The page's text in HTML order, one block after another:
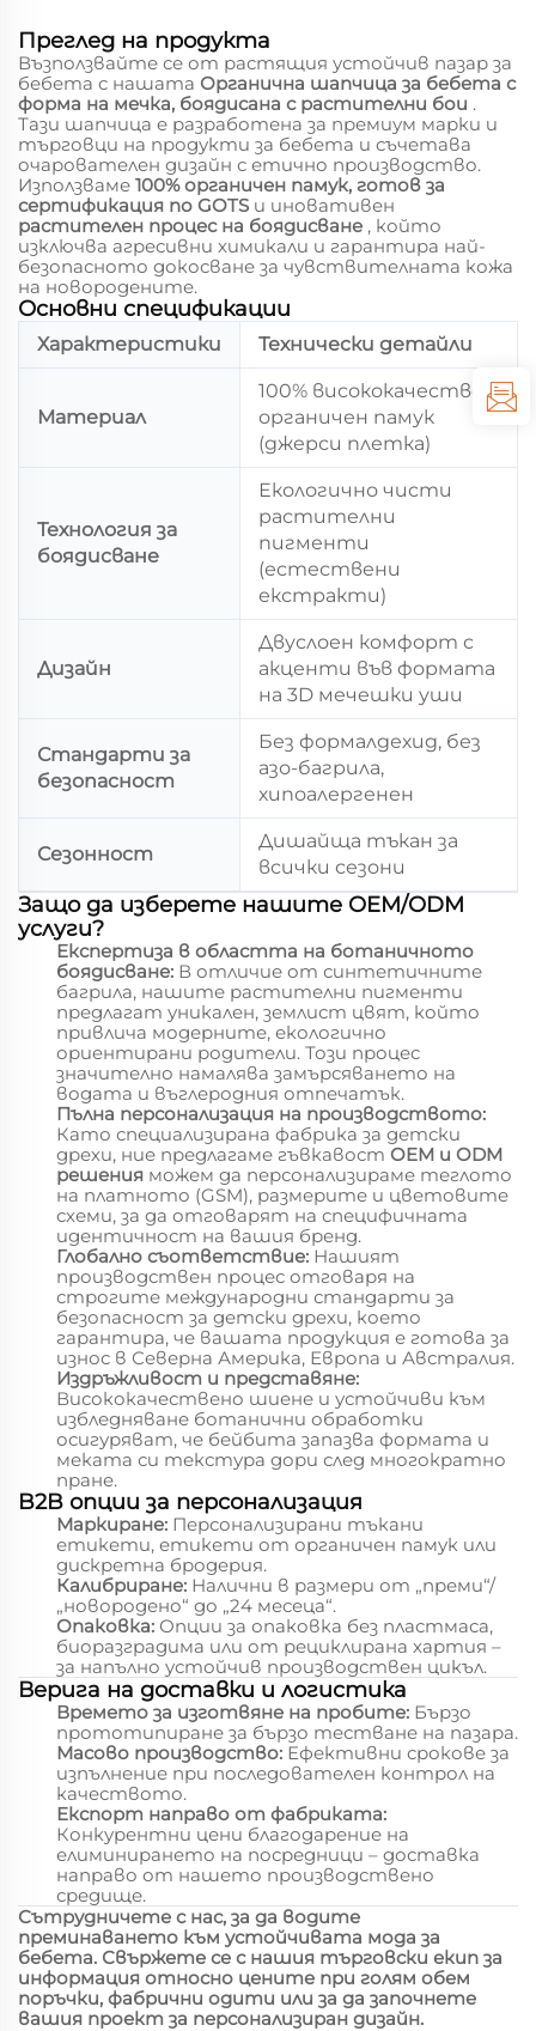
Преглед на продукта
Възползвайте се от растящия устойчив пазар за
бебета с нашата Органична шапчица за бебета с
форма на мечка, боядисана с растителни бои .
Тази шапчица е разработена за премиум марки и
търговци на продукти за бебета и съчетава
очарователен дизайн с етично производство.
Използваме 100% органичен памук, готов за
сертификация по GOTS и иновативен
растителен процес на боядисване , който
изключва агресивни химикали и гарантира най-
безопасното докосване за чувствителната кожа
на новородените.
Основни спецификации
Характеристики Технически детайли
Материал
100% висококачествен
органичен памук
(джерси плетка)
Технология за
боядисване
Екологично чисти
растителни
пигменти
(естествени
екстракти)
Дизайн
Двуслоен комфорт с
акценти във формата
на 3D мечешки уши
Стандарти за
безопасност
Без формалдехид, без
азо-багрила,
хипоалергенен
Сезонност
Дишайща тъкан за
всички сезони
Защо да изберете нашите OEM/ODM
услуги?
Експертиза в областта на ботаничното
боядисване: В отличие от синтетичните
багрила, нашите растителни пигменти
предлагат уникален, землист цвят, който
привлича модерните, екологично
ориентирани родители. Този процес
значително намалява замърсяването на
водата и въглеродния отпечатък.
Пълна персонализация на производството:
Като специализирана фабрика за детски
дрехи, ние предлагаме гъвкавост OEM и ODM
решения можем да персонализираме теглото
на платното (GSM), размерите и цветовите
схеми, за да отговарят на специфичната
идентичност на вашия бренд.
Глобално съответствие: Нашият
производствен процес отговаря на
строгите международни стандарти за
безопасност за детски дрехи, което
гарантира, че вашата продукция е готова за
износ в Северна Америка, Европа и Австралия.
Издръжливост и представяне:
Висококачествено шиене и устойчиви към
избледняване ботанични обработки
осигуряват, че бейбита запазва формата и
меката си текстура дори след многократно
пране.
B2B опции за персонализация
Маркиране: Персонализирани тъкани
етикети, етикети от органичен памук или
дискретна бродерия.
Калибриране: Налични в размери от „преми“/
„новородено“ до „24 месеца“.
Опаковка: Опции за опаковка без пластмаса,
биоразградима или от рециклирана хартия –
за напълно устойчив производствен цикъл.
Верига на доставки и логистика
Времето за изготвяне на пробите: Бързо
прототипиране за бързо тестване на пазара.
Масово производство: Ефективни срокове за
изпълнение при последователен контрол на
качеството.
Експорт направо от фабриката:
Конкурентни цени благодарение на
елиминирането на посредници – доставка
направо от нашето производствено
средище.
Сътрудничете с нас, за да водите
преминаването към устойчивата мода за
бебета. Свържете се с нашия търговски екип за
информация относно цените при голям обем
поръчки, фабрични одити или за да започнете
вашия проект за персонализиран дизайн.